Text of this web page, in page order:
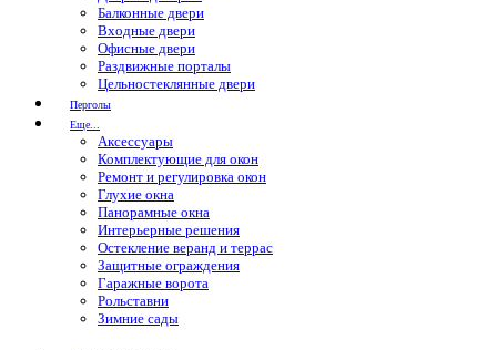
Балконные двери
Входные двери
Офисные двери
Раздвижные порталы
Цельностеклянные двери
Перголы
Еще...
Аксессуары
Комплектующие для окон
Ремонт и регулировка окон
Глухие окна
Панорамные окна
Интерьерные решения
Остекление веранд и террас
Защитные ограждения
Гаражные ворота
Рольставни
Зимние сады